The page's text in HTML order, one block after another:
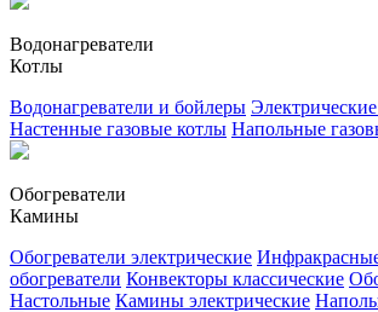
Водонагреватели
Котлы
Водонагреватели и бойлеры
Настенные газовые котлы Напольные
Обогреватели
Камины
Обогреватели электрические
обогреватели Конвекторы классические
Настольные Камины электрические